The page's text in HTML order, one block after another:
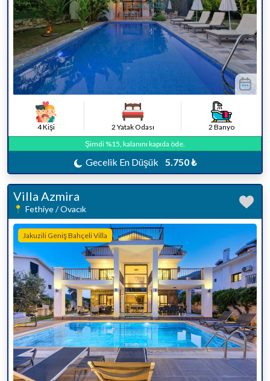
4 Kişi 2 Yatak Odası
2 Banyo
Şimdi %15, kalanını kapıda öde.
Gecelik En Düşük 5.750 ₺
Villa Azmira
Fethiye / Ovacık
Jakuzili Geniş Bahçeli Villa